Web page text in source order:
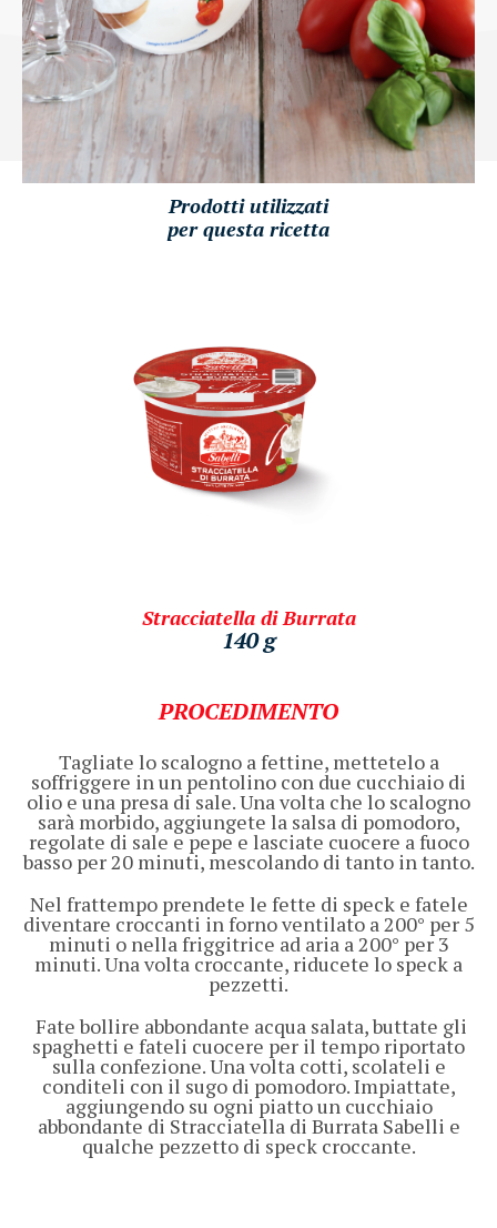
Prodotti utilizzati
per questa ricetta
Stracciatella di Burrata
140 g
PROCEDIMENTO
Tagliate lo scalogno a fettine, mettetelo a
soffriggere in un pentolino con due cucchiaio di
olio e una presa di sale. Una volta che lo scalogno
sarà morbido, aggiungete la salsa di pomodoro,
regolate di sale e pepe e lasciate cuocere a fuoco
basso per 20 minuti, mescolando di tanto in tanto.
Nel frattempo prendete le fette di speck e fatele
diventare croccanti in forno ventilato a 200° per 5
minuti o nella friggitrice ad aria a 200° per 3
minuti. Una volta croccante, riducete lo speck a
pezzetti.
Fate bollire abbondante acqua salata, buttate gli
spaghetti e fateli cuocere per il tempo riportato
sulla confezione. Una volta cotti, scolateli e
conditeli con il sugo di pomodoro. Impiattate,
aggiungendo su ogni piatto un cucchiaio
abbondante di Stracciatella di Burrata Sabelli e
qualche pezzetto di speck croccante.